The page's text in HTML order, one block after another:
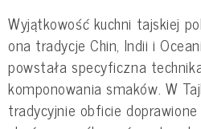
Wyjątkowość kuchni tajskiej
ona tradycje Chin, Indii i
powstała specyficzna
komponowania smaków. W
tradycyjnie obficie doprawione